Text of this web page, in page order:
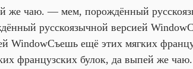
же чаю. — мем, порождённый
русскоязычной версией Window
WindowСъешь ещё этих мягких
французских булок, да выпей же